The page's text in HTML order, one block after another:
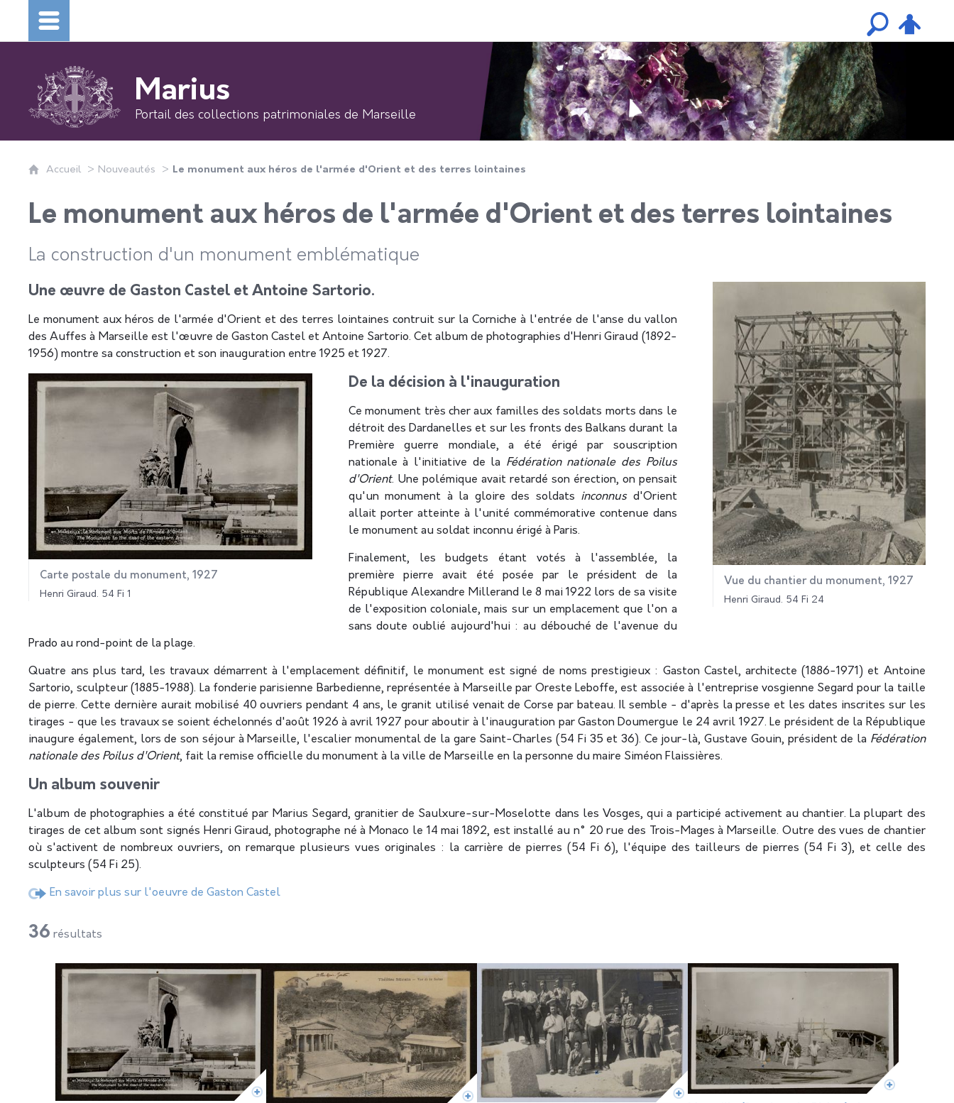
Marius
Portail des collections patrimoniales de Marseille
Accueil Nouveautés Le monument aux héros de l'armée d'Orient et des terres lointaines
Le monument aux héros de l'armée d'Orient et des terres lointaines
La construction d'un monument emblématique
Vue du chantier du monument, 1927
Henri Giraud. 54 Fi 24
Une œuvre de Gaston Castel et Antoine Sartorio.
Le monument aux héros de l'armée d'Orient et des terres lointaines contruit sur la Corniche à l'entrée de l'anse du vallon
des Auffes à Marseille est l'œuvre de Gaston Castel et Antoine Sartorio. Cet album de photographies d'Henri Giraud (1892-
1956) montre sa construction et son inauguration entre 1925 et 1927.
Carte postale du monument, 1927
Henri Giraud. 54 Fi 1
De la décision à l'inauguration
Ce monument très cher aux familles des soldats morts dans le
détroit des Dardanelles et sur les fronts des Balkans durant la
Première guerre mondiale, a été érigé par souscription
nationale à l'initiative de la Fédération nationale des Poilus
d'Orient. Une polémique avait retardé son érection, on pensait
qu'un monument à la gloire des soldats inconnus d'Orient
allait porter atteinte à l'unité commémorative contenue dans
le monument au soldat inconnu érigé à Paris.
Finalement, les budgets étant votés à l'assemblée, la
première pierre avait été posée par le président de la
République Alexandre Millerand le 8 mai 1922 lors de sa visite
de l'exposition coloniale, mais sur un emplacement que l'on a
sans doute oublié aujourd'hui : au débouché de l'avenue du
Prado au rond-point de la plage.
Quatre ans plus tard, les travaux démarrent à l'emplacement définitif, le monument est signé de noms prestigieux : Gaston Castel, architecte (1886-1971) et Antoine
Sartorio, sculpteur (1885-1988). La fonderie parisienne Barbedienne, représentée à Marseille par Oreste Leboffe, est associée à l'entreprise vosgienne Segard pour la taille
de pierre. Cette dernière aurait mobilisé 40 ouvriers pendant 4 ans, le granit utilisé venait de Corse par bateau. Il semble - d'après la presse et les dates inscrites sur les
tirages - que les travaux se soient échelonnés d'août 1926 à avril 1927 pour aboutir à l'inauguration par Gaston Doumergue le 24 avril 1927. Le président de la République
inaugure également, lors de son séjour à Marseille, l'escalier monumental de la gare Saint-Charles (54 Fi 35 et 36). Ce jour-là, Gustave Gouin, président de la Fédération
nationale des Poilus d'Orient, fait la remise officielle du monument à la ville de Marseille en la personne du maire Siméon Flaissières.
Un album souvenir
L'album de photographies a été constitué par Marius Segard, granitier de Saulxure-sur-Moselotte dans les Vosges, qui a participé activement au chantier. La plupart des
tirages de cet album sont signés Henri Giraud, photographe né à Monaco le 14 mai 1892, est installé au n° 20 rue des Trois-Mages à Marseille. Outre des vues de chantier
où s'activent de nombreux ouvriers, on remarque plusieurs vues originales : la carrière de pierres (54 Fi 6), l'équipe des tailleurs de pierres (54 Fi 3), et celle des
sculpteurs (54 Fi 25).
En savoir plus sur l'oeuvre de Gaston Castel
36 résultats